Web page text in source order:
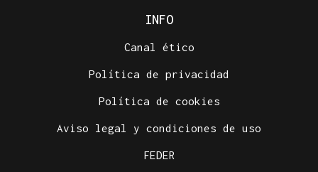
INFO
Canal ético
Política de privacidad
Política de cookies
Aviso legal y condiciones de uso
FEDER